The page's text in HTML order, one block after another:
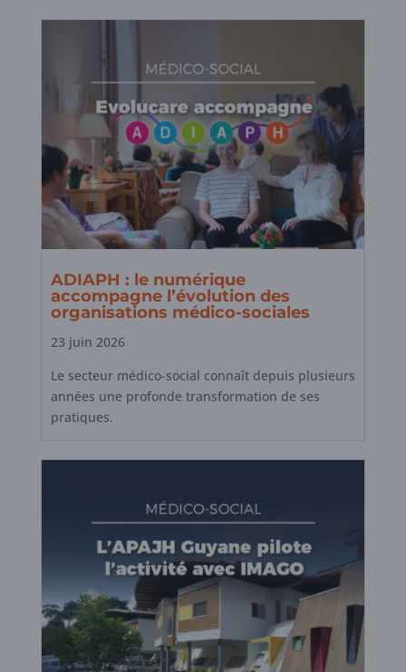
ADIAPH : le numérique
accompagne l’évolution des
organisations médico-sociales
23 juin 2026
Le secteur médico-social connaît depuis plusieurs
années une profonde transformation de ses
pratiques.